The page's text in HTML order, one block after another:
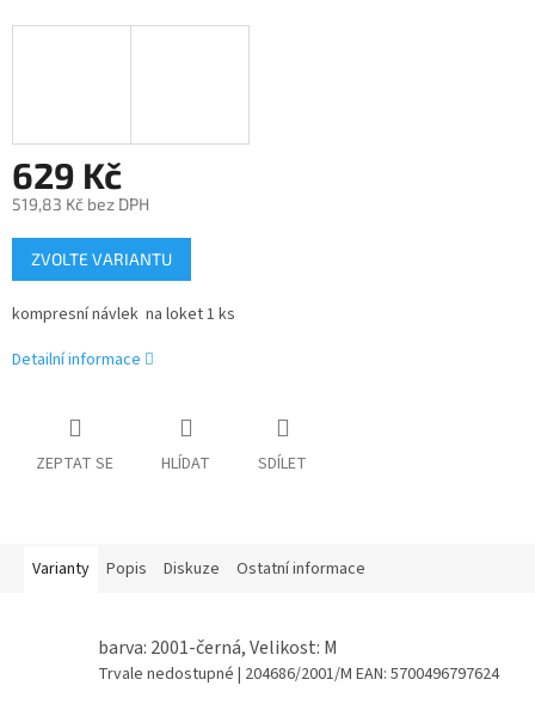
629 Kč
519,83 Kč bez DPH
Měrná
cena:
ZVOLTE VARIANTU
kompresní návlek na loket 1 ks
Detailní informace
ZEPTAT SE HLÍDAT SDÍLET
Varianty Popis Diskuze Ostatní informace
barva: 2001-černá, Velikost: M
Trvale nedostupné | 204686/2001/M EAN: 5700496797624